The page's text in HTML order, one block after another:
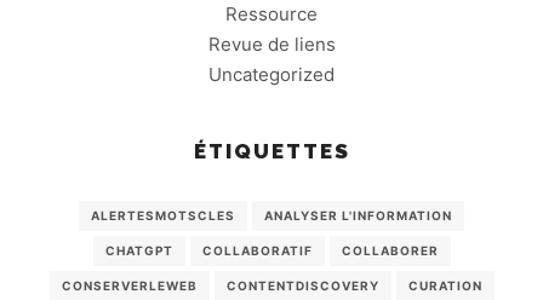
Ressource
Revue de liens
Uncategorized
ÉTIQUETTES
ALERTESMOTSCLES ANALYSER L'INFORMATION
CHATGPT COLLABORATIF COLLABORER
CONSERVERLEWEB CONTENTDISCOVERY CURATION